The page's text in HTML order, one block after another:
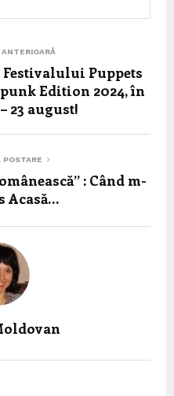
Puppets
Edition 2024, în
23 august!
POSTARE
: Când m-
Acasă…